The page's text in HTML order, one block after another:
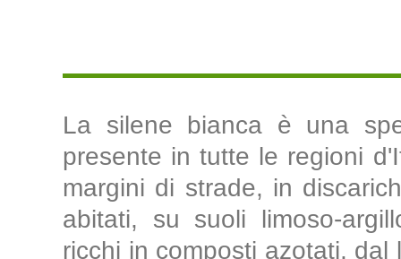
La silene bianca è una
presente in tutte le regioni
margini di strade, in
abitati, su suoli limoso-
ricchi in composti azotati,